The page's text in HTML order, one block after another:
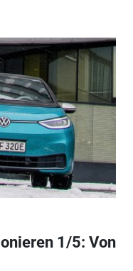
1/5: Von